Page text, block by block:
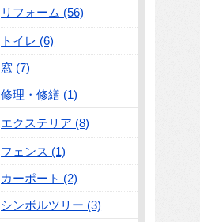
リフォーム (56)
トイレ (6)
窓 (7)
修理・修繕 (1)
エクステリア (8)
フェンス (1)
カーポート (2)
シンボルツリー (3)